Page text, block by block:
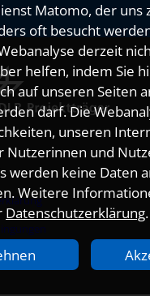
Matomo, der uns
oft besucht
derzeit
helfen, indem Sie
auf unseren Seiten
darf. Die
unseren
Nutzerinnen und
werden keine Daten
Weitere
Datenschutzerklärung.